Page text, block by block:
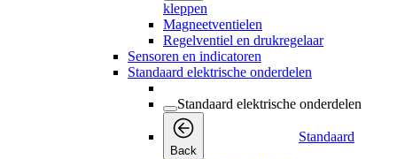
kleppen
Magneetventielen
Regelventiel en drukregelaar
Sensoren en indicatoren
Standaard elektrische onderdelen
Standaard elektrische onderdelen
Back
Standaard